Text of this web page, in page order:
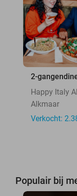
2-
Happy Italy
Alkmaar
Verkocht:
Populair bij